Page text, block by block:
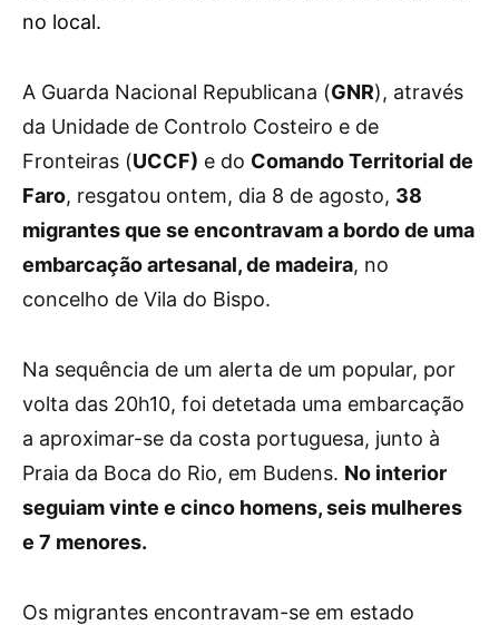
no local.
A Guarda Nacional Republicana (GNR), através
da Unidade de Controlo Costeiro e de
Fronteiras (UCCF) e do Comando Territorial de
Faro, resgatou ontem, dia 8 de agosto, 38
migrantes que se encontravam a bordo de uma
embarcação artesanal, de madeira, no
concelho de Vila do Bispo.
Na sequência de um alerta de um popular, por
volta das 20h10, foi detetada uma embarcação
a aproximar-se da costa portuguesa, junto à
Praia da Boca do Rio, em Budens. No interior
seguiam vinte e cinco homens, seis mulheres
e 7 menores.
Os migrantes encontravam-se em estado